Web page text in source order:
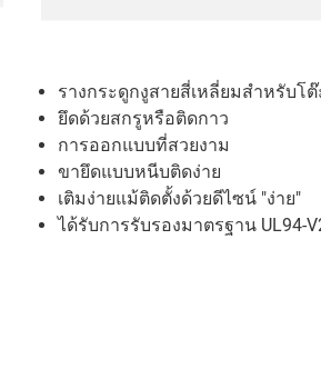
รางกระดูกงูสายสี่เหลี่ยมสำหรับโ
ยึดด้วยสกรูหรือติดกาว
การออกแบบที่สวยงาม
ขายึดแบบหนีบติดง่าย
เติมง่ายแม้ติดตั้งด้วยดีไซน์ "ง่าย"
ได้รับการรับรองมาตรฐาน UL94-